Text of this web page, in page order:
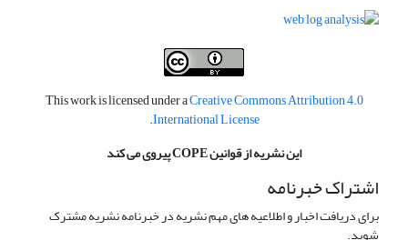
This work is licensed under aCreative Commons Attribution 4.0
International License
.
این نشریه از قوانین COPE پیروی می کند
اشتراک خبرنامه
برای دریافت اخبار و اطلاعیه های مهم نشریه در خبرنامه نشریه مشترک
شوید.